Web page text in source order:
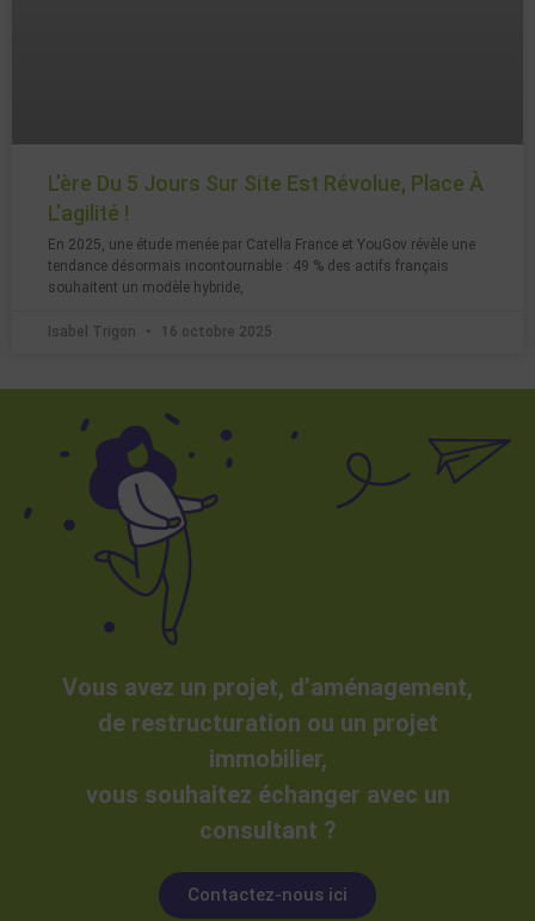
L’ère Du 5 Jours Sur Site Est Révolue, Place À
L’agilité !
En 2025, une étude menée par Catella France et YouGov révèle une
tendance désormais incontournable : 49 % des actifs français
souhaitent un modèle hybride,
Isabel Trigon 16 octobre 2025
Vous avez un projet, d’aménagement,
de restructuration ou un projet
immobilier,
vous souhaitez échanger avec un
consultant ?
Contactez-nous ici